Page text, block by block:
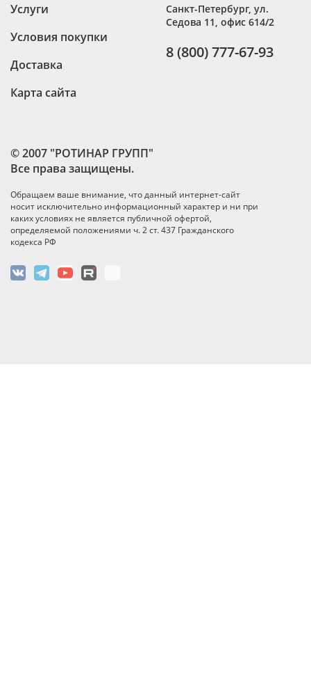
© 2007 "РОТИНАР ГРУПП"
Все права защищены.
Обращаем ваше внимание, что данный интернет-сайт
носит исключительно информационный характер и ни при
каких условиях не является публичной офертой,
определяемой положениями ч. 2 ст. 437 Гражданского
кодекса РФ
Услуги
Условия покупки
Доставка
Карта сайта
Санкт-Петербург, ул.
Седова 11, офис 614/2
8 (800) 777-67-93